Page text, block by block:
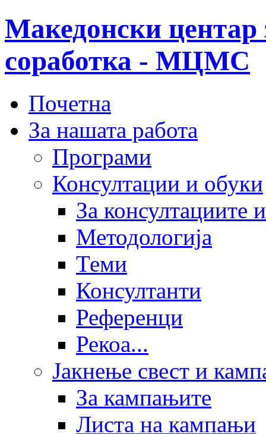
Македонски центар
соработка - МЦМС
Почетна
За нашата работа
Програми
Консултации и обуки
За консултациите
Методологија
Теми
Консултанти
Референци
Рекоа...
Јакнење свест и
За кампањите
Листа на кампањи